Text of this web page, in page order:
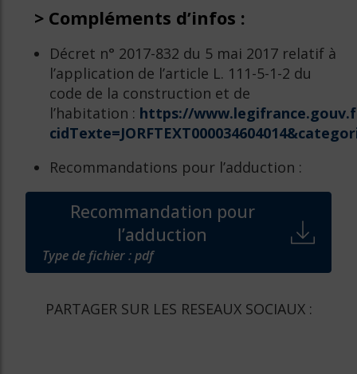
> Compléments d’infos :
Décret n° 2017-832 du 5 mai 2017 relatif à
l’application de l’article L. 111-5-1-2 du
code de la construction et de
l’habitation : https://
Recommandations pour l’adduction :
Recommandation pour
l’adduction
Type de fichier : pdf
PARTAGER SUR LES RESEAUX SOCIAUX :